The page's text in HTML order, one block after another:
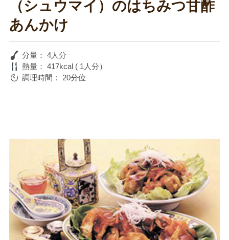
（シュウマイ）のはちみつ甘酢
あんかけ
分量： 4人分
熱量： 417kcal ( 1人分）
調理時間：
20分位